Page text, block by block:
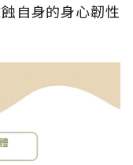
自身的身心韌性